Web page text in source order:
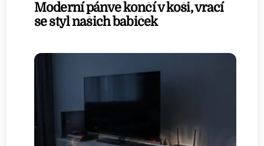
Moderní pánve končí v koši, vrací
se styl našich babiček